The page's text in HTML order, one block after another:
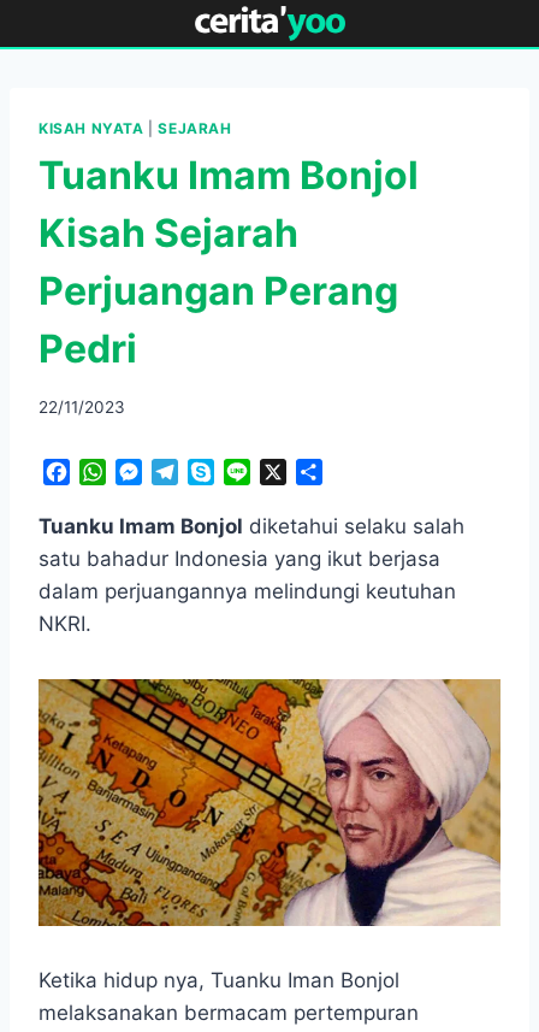
to
KISAH NYATA |SEJARAH
Tuanku Imam Bonjol
Kisah Sejarah
Perjuangan Perang
Pedri
22/11/2023
c
e
o
o
W
a
t
A
M
s
s
n
r
l
e
r
y
p
n
e
a
r
Tuanku Imam Bonjol diketahui selaku salah
satu bahadur Indonesia yang ikut berjasa
dalam perjuangannya melindungi keutuhan
NKRI.
Ketika hidup nya, Tuanku Iman Bonjol
melaksanakan bermacam pertempuran